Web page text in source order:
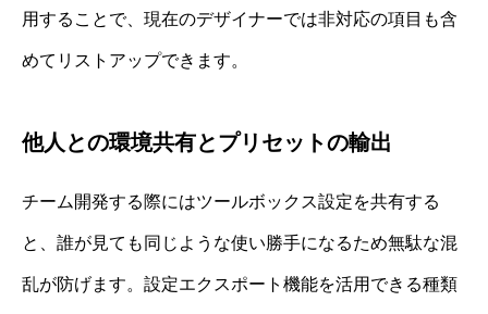
用することで、現在のデザイナーでは非対応の項目も含
めてリストアップできます。
他人との環境共有とプリセットの輸出
チーム開発する際にはツールボックス設定を共有する
と、誰が見ても同じような使い勝手になるため無駄な混
乱が防げます。設定エクスポート機能を活用できる種類